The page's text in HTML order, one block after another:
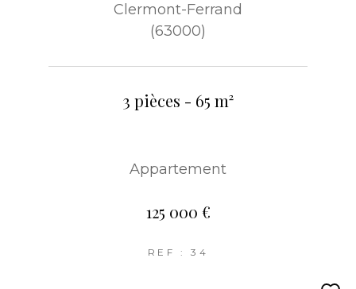
Clermont-Ferrand
(63000)
3 pièces - 65 m²
Appartement
125 000 €
REF : 34